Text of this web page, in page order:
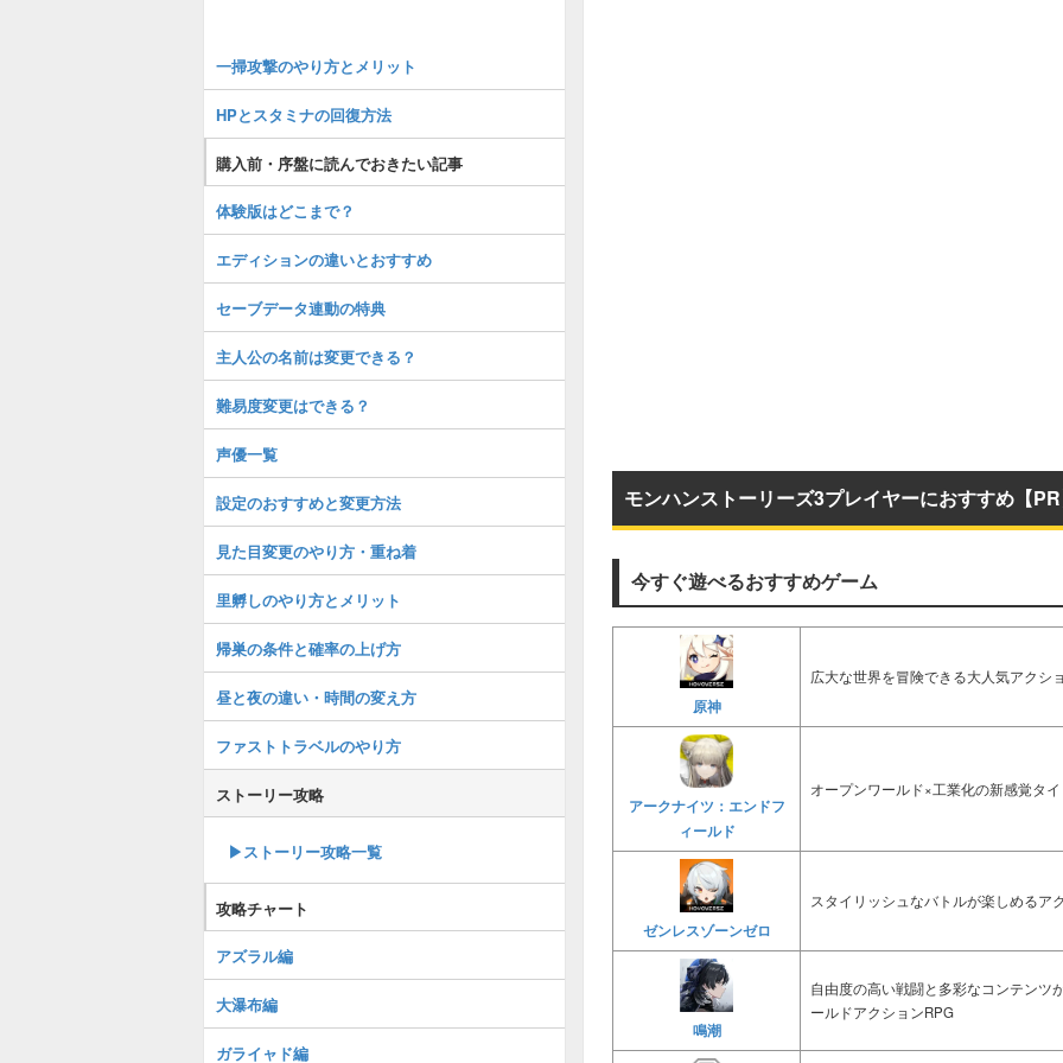
モンハンストーリーズ3プレイヤーにおすすめ【
今すぐ遊べるおすすめゲーム
原神
広大な世界を冒険できる大人気アクシ
アークナイツ：エンドフ
ィールド
オープンワールド×工業化の新感覚タ
ゼンレスゾーンゼロ
スタイリッシュなバトルが楽しめるア
鳴潮
自由度の高い戦闘と多彩なコンテンツ
ールドアクションRPG
一掃攻撃のやり方とメリット
HPとスタミナの回復方法
購入前・序盤に読んでおきたい記事
体験版はどこまで？
エディションの違いとおすすめ
セーブデータ連動の特典
主人公の名前は変更できる？
難易度変更はできる？
声優一覧
設定のおすすめと変更方法
見た目変更のやり方・重ね着
里孵しのやり方とメリット
帰巣の条件と確率の上げ方
昼と夜の違い・時間の変え方
ファストトラベルのやり方
ストーリー攻略
▶︎ストーリー攻略一覧
攻略チャート
アズラル編
大瀑布編
ガライャド編